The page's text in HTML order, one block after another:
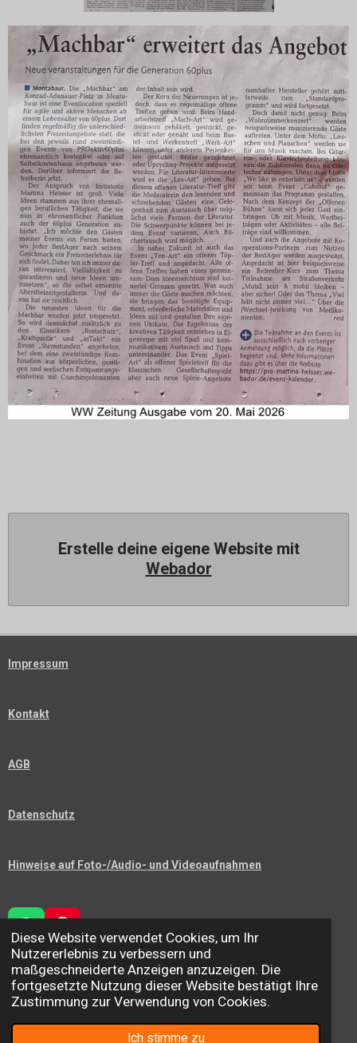
Diese Website verwendet Cookies, um Ihr
Nutzererlebnis zu verbessern und
maßgeschneiderte Anzeigen anzuzeigen. Die
fortgesetzte Nutzung dieser Website bestätigt Ihre
Zustimmung zur Verwendung von Cookies.
Ich stimme zu
Erstelle deine eigene Website mit
Webador
Impressum
Kontakt
AGB
Datenschutz
Hinweise auf Foto-/Audio- und Videoaufnahmen
W
H
A
T
S
A
P
P
I
N
T
E
R
E
TEILEN TEILEN
Webador